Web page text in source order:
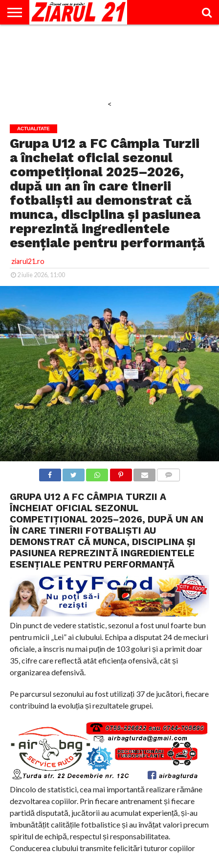
<
ACTUALITATE
Grupa U12 a FC Câmpia Turzii
a încheiat oficial sezonul
competițional 2025–2026,
după un an în care tinerii
fotbaliști au demonstrat că
munca, disciplina și pasiunea
reprezintă ingredientele
esențiale pentru performanță
ziarul21.ro
2 iulie 2026, 11:00
GRUPA U12 A FC CÂMPIA TURZII A
ÎNCHEIAT OFICIAL SEZONUL
COMPETIȚIONAL 2025–2026, DUPĂ UN AN
ÎN CARE TINERII FOTBALIȘTI AU
DEMONSTRAT CĂ MUNCA, DISCIPLINA ȘI
PASIUNEA REPREZINTĂ INGREDIENTELE
ESENȚIALE PENTRU PERFORMANȚĂ
Din punct de vedere statistic, sezonul a fost unul foarte bun
pentru micii „Lei” ai clubului. Echipa a disputat 24 de meciuri
oficiale, a înscris nu mai puțin de 103 goluri și a primit doar
35, cifre care reflectă atât eficiența ofensivă, cât și
organizarea defensivă.
Pe parcursul sezonului au fost utilizați 37 de jucători, fiecare
contribuind la evoluția și rezultatele grupei.
Dincolo de statistici, cea mai importantă realizare rămâne
dezvoltarea copiilor. Prin fiecare antrenament și fiecare
partidă disputată, jucătorii au acumulat experiență, și-au
îmbunătățit calitățile fotbalistice și au învățat valori precum
spiritul de echipă, respectul și responsabilitatea.
Conducerea clubului transmite felicitări tuturor copiilor